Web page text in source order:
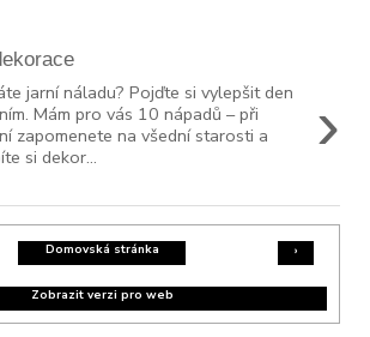
›
jarní náladu? Pojďte si vylepšit den
Mám pro vás 10 nápadů – při
zapomenete na všední starosti a
si dekor...
›
Domovská stránka
Zobrazit verzi pro web